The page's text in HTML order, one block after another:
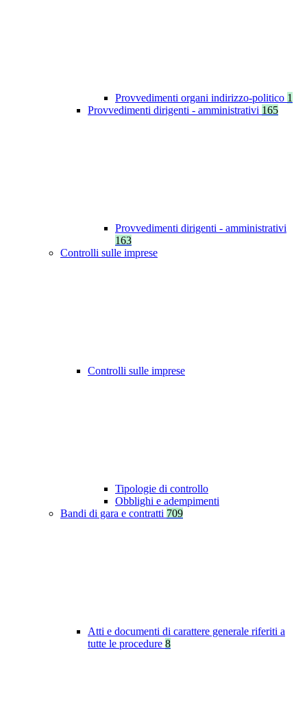
Provvedimenti organi indirizzo-politico 1
Provvedimenti dirigenti - amministrativi 165
Provvedimenti dirigenti - amministrativi
163
Controlli sulle imprese
Controlli sulle imprese
Tipologie di controllo
Obblighi e adempimenti
Bandi di gara e contratti 709
Atti e documenti di carattere generale riferiti a
tutte le procedure 8